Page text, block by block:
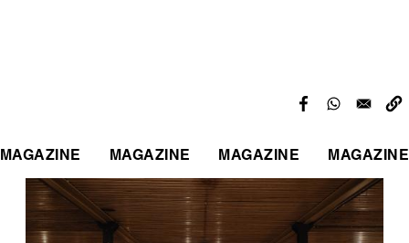
MAGAZINE MAGAZINE MAGAZINE MAGAZINE